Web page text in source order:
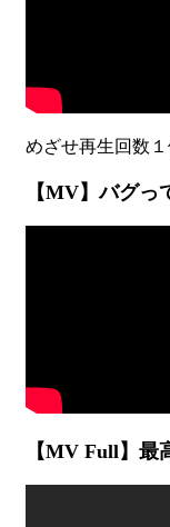
【MV】バグ
【MV Full】